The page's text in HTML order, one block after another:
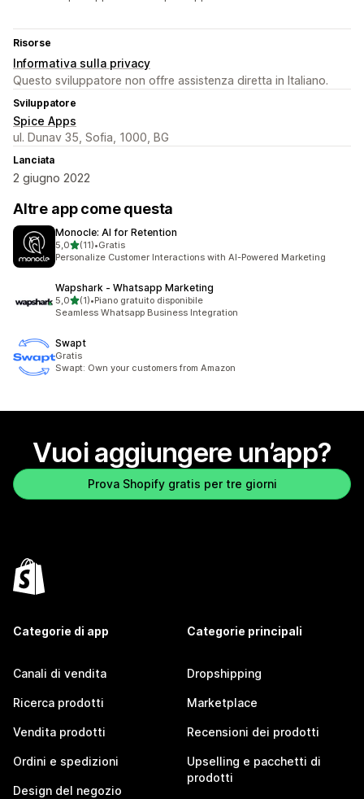
Risorse
Informativa sulla privacy
Questo sviluppatore non offre assistenza diretta in Italiano.
Sviluppatore
Spice Apps
ul. Dunav 35, Sofia, 1000, BG
Lanciata
2 giugno 2022
Altre app come questa
Monocle: AI for Retention
5,0stelle su 5
(11)
11 recensioni totali
•Gratis
Personalize Customer Interactions with AI-Powered Marketing
Wapshark ‑ Whatsapp Marketing
5,0stelle su 5
(1)
1 recensioni totali
•Piano gratuito disponibile
Seamless Whatsapp Business Integration
Swapt
Gratis
Swapt: Own your customers from Amazon
Vuoi aggiungere un’app?
Prova Shopify gratis per tre giorni
Categorie di app
Canali di vendita
Ricerca prodotti
Vendita prodotti
Ordini e spedizioni
Design del negozio
Categorie principali
Dropshipping
Marketplace
Recensioni dei prodotti
Upselling e pacchetti di
prodotti